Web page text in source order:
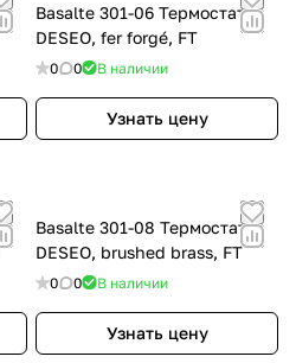
Basalte 301-06 Термостат
DESEO, fer forgé, FT
0 0 В наличии
Узнать цену
Basalte 301-08 Термостат
DESEO, brushed brass, FT
0 0 В наличии
Узнать цену